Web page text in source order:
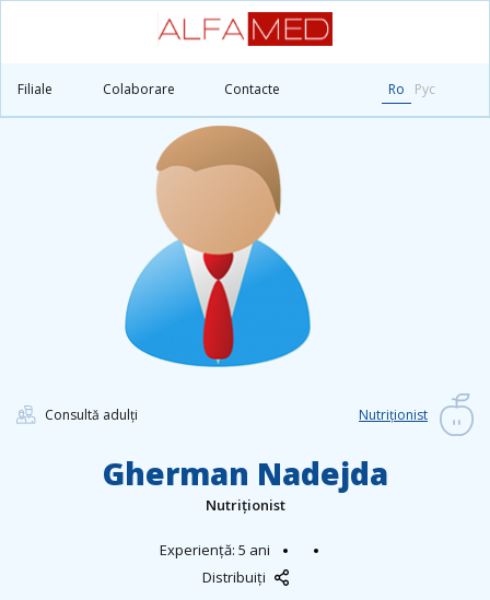
Filiale Colaborare Contacte Ro Рус
Principală Medicii Gherman Nadejda
Consultă adulți Nutriționist
Gherman Nadejda
Nutriționist
Experiență: 5 ani
Distribuiți